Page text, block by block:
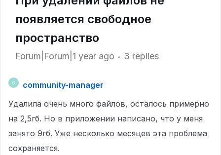
появляется свободное
пространство
Forum|Forum|1 year ago 3 replies
C
community-manager
Удалила очень много файлов, осталось примерно
на 2,5гб. Но в приложении написано, что у меня
занято 9гб. Уже несколько месяцев эта проблема
сохраняется.